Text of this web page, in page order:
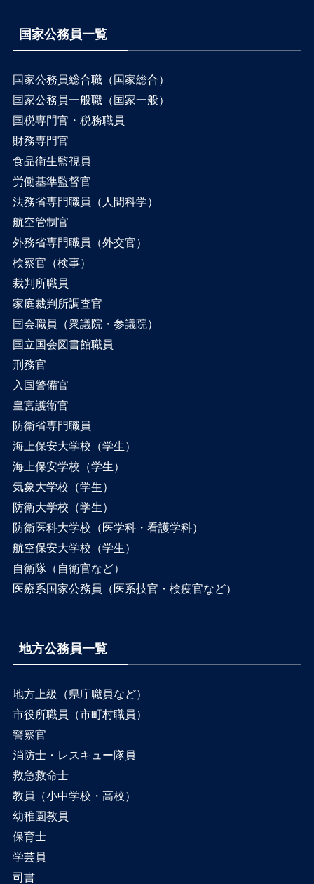
国家公務員一覧
国家公務員総合職（国家総合）
国家公務員一般職（国家一般）
国税専門官・税務職員
財務専門官
食品衛生監視員
労働基準監督官
法務省専門職員（人間科学）
航空管制官
外務省専門職員（外交官）
検察官（検事）
裁判所職員
家庭裁判所調査官
国会職員（衆議院・参議院）
国立国会図書館職員
刑務官
入国警備官
皇宮護衛官
防衛省専門職員
海上保安大学校（学生）
海上保安学校（学生）
気象大学校（学生）
防衛大学校（学生）
防衛医科大学校（医学科・看護学科）
航空保安大学校（学生）
自衛隊（自衛官など）
医療系国家公務員（医系技官・検疫官など）
地方公務員一覧
地方上級（県庁職員など）
市役所職員（市町村職員）
警察官
消防士・レスキュー隊員
救急救命士
教員（小中学校・高校）
幼稚園教員
保育士
学芸員
司書